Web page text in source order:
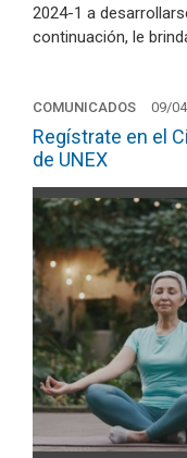
2024-1 a
continuación, le
COMUNICADOS 09/
Regístrate en el
de UNEX